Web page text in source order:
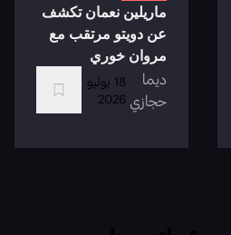
ماريلين نعمان تكشف
عن دويتو مرتقب مع
مروان خوري
ديما
حجازي
18 يوليو
2026